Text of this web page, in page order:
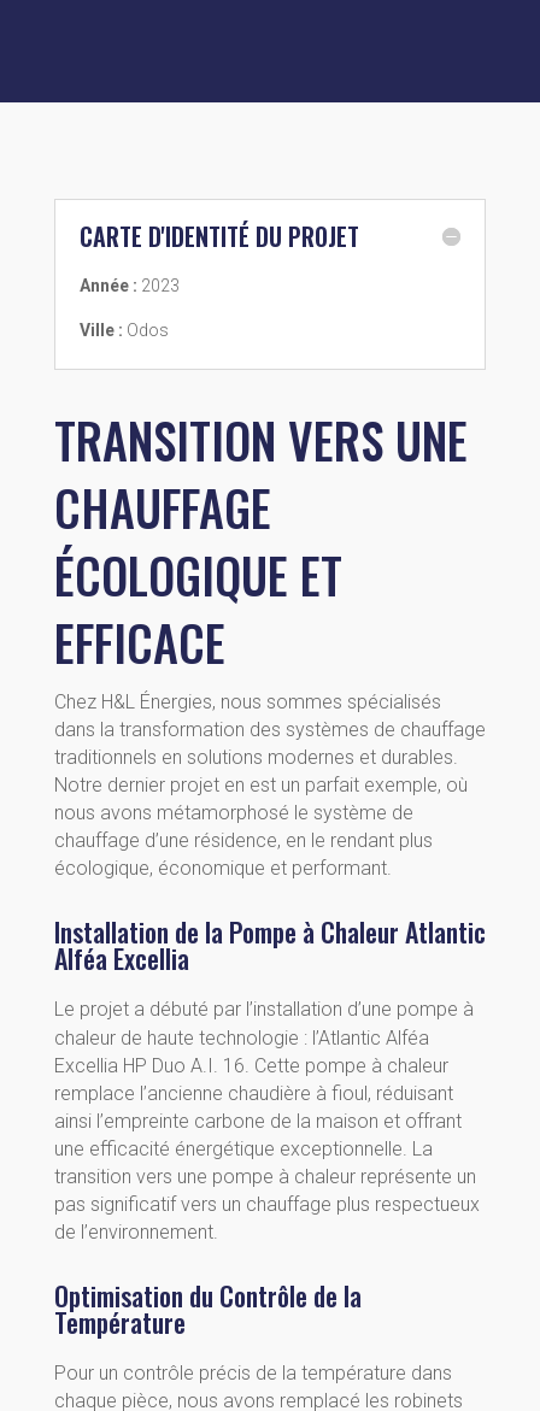
CARTE D'IDENTITÉ DU PROJET
Année : 2023
Ville : Odos
TRANSITION VERS UNE
CHAUFFAGE
ÉCOLOGIQUE ET
EFFICACE
Chez H&L Énergies, nous sommes spécialisés
dans la transformation des systèmes de chauffage
traditionnels en solutions modernes et durables.
Notre dernier projet en est un parfait exemple, où
nous avons métamorphosé le système de
chauffage d’une résidence, en le rendant plus
écologique, économique et performant.
Installation de la Pompe à Chaleur Atlantic
Alféa Excellia
Le projet a débuté par l’installation d’une pompe à
chaleur de haute technologie : l’Atlantic Alféa
Excellia HP Duo A.I. 16. Cette pompe à chaleur
remplace l’ancienne chaudière à fioul, réduisant
ainsi l’empreinte carbone de la maison et offrant
une efficacité énergétique exceptionnelle. La
transition vers une pompe à chaleur représente un
pas significatif vers un chauffage plus respectueux
de l’environnement.
Optimisation du Contrôle de la
Température
Pour un contrôle précis de la température dans
chaque pièce, nous avons remplacé les robinets